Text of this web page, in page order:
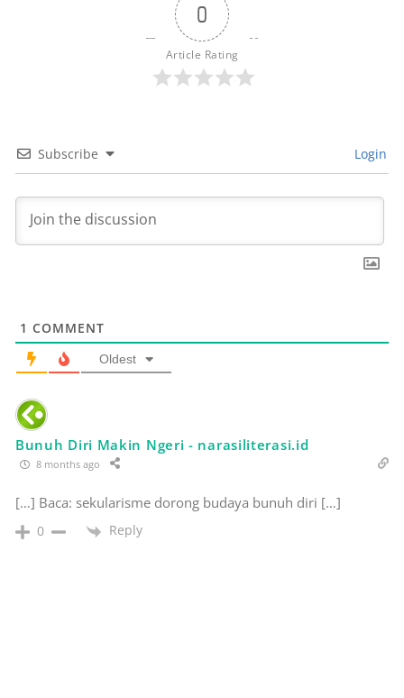
0
Article Rating
Subscribe Login
1 COMMENT
Oldest
Bunuh Diri Makin Ngeri - narasiliterasi.id
8 months ago
[…] Baca: sekularisme dorong budaya bunuh diri […]
0 Reply